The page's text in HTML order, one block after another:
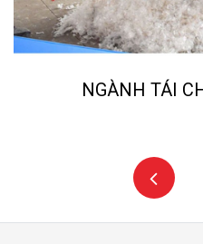
NGÀNH TÁI